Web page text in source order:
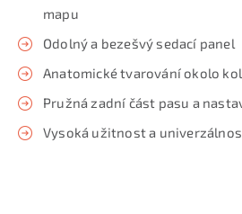
mapu
Odolný a bezešvý sedací panel
Anatomické tvarování okolo
Pružná zadní část pasu a
Vysoká užitnost a